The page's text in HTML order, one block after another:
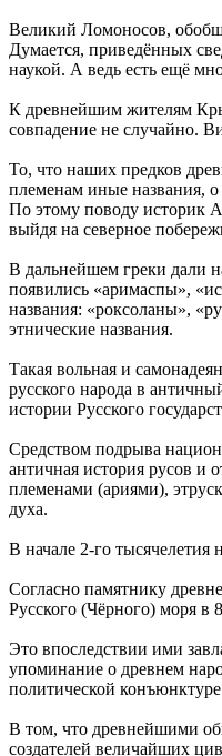
Великий Ломоносов,
Думается, приведённых
наукой. А ведь есть ещё
К древнейшим жителям
совпадение не случайно.
То, что наших предков
племенам иные названия,
По этому поводу историк
выйдя на северное
В дальнейшем греки дали
появились «аримаспы»,
названия: «роксоланы»,
этнические названия.
Такая вольная и
русского народа в
истории Русского
Средством подрыва
античная история русов и
племенами (ариями),
духа.
В начале 2-го
Согласно памятнику
Русского (Чёрного) моря в
Это впоследствии ими
упоминание о древнем
политической
В том, что древнейшими
создателей величайших